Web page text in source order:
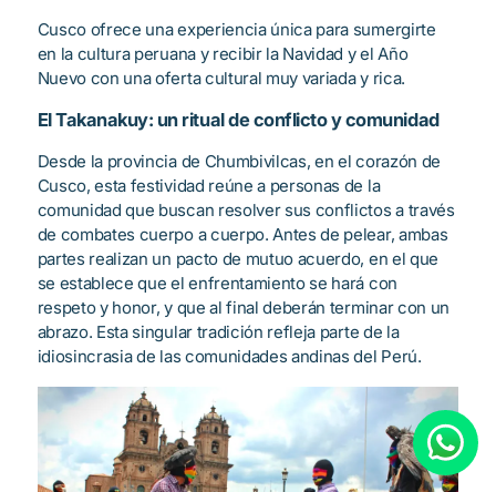
Cusco ofrece una experiencia única para sumergirte
en la cultura peruana y recibir la Navidad y el Año
Nuevo con una oferta cultural muy variada y rica.
El Takanakuy: un ritual de conflicto y comunidad
Desde la provincia de Chumbivilcas, en el corazón de
Cusco, esta festividad reúne a personas de la
comunidad que buscan resolver sus conflictos a través
de combates cuerpo a cuerpo. Antes de pelear, ambas
partes realizan un pacto de mutuo acuerdo, en el que
se establece que el enfrentamiento se hará con
respeto y honor, y que al final deberán terminar con un
abrazo. Esta singular tradición refleja parte de la
idiosincrasia de las comunidades andinas del Perú.